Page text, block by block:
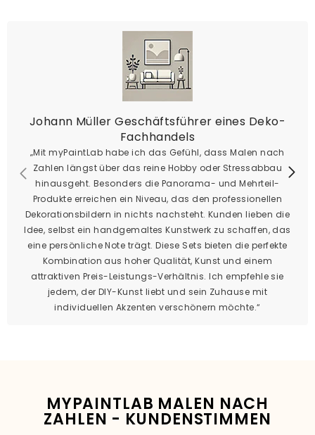
Johann Müller Geschäftsführer eines Deko-
Fachhandels
„Mit myPaintLab habe ich das Gefühl, dass Malen nach
Zahlen längst über das reine Hobby oder Stressabbau
hinausgeht. Besonders die Panorama- und Mehrteil-
Produkte erreichen ein Niveau, das den professionellen
Dekorationsbildern in nichts nachsteht. Kunden lieben die
Idee, selbst ein handgemaltes Kunstwerk zu schaffen, das
eine persönliche Note trägt. Diese Sets bieten die perfekte
Kombination aus hoher Qualität, Kunst und einem
attraktiven Preis-Leistungs-Verhältnis. Ich empfehle sie
jedem, der DIY-Kunst liebt und sein Zuhause mit
individuellen Akzenten verschönern möchte.“
MYPAINTLAB MALEN NACH
ZAHLEN - KUNDENSTIMMEN